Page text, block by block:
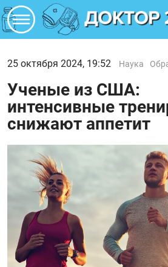
25 октября 2024, 19:52 Наука
Ученые из США:
интенсивные
снижают аппетит